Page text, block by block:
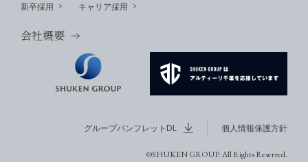
新卒採用 キャリア採用
会社概要
グループパンフレットDL 個人情報保護方針
©SHUKEN GROUP. All Rights Reserved.